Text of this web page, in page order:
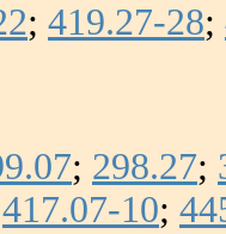
; 419.27-28;
; 298.27;
417.07-10;